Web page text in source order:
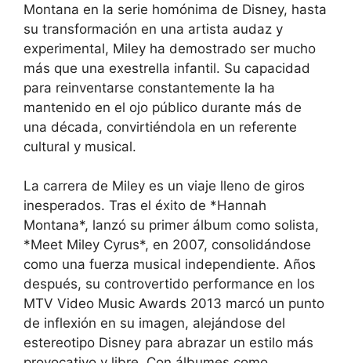
Montana en la serie homónima de Disney, hasta
su transformación en una artista audaz y
experimental, Miley ha demostrado ser mucho
más que una exestrella infantil. Su capacidad
para reinventarse constantemente la ha
mantenido en el ojo público durante más de
una década, convirtiéndola en un referente
cultural y musical.
La carrera de Miley es un viaje lleno de giros
inesperados. Tras el éxito de *Hannah
Montana*, lanzó su primer álbum como solista,
*Meet Miley Cyrus*, en 2007, consolidándose
como una fuerza musical independiente. Años
después, su controvertido performance en los
MTV Video Music Awards 2013 marcó un punto
de inflexión en su imagen, alejándose del
estereotipo Disney para abrazar un estilo más